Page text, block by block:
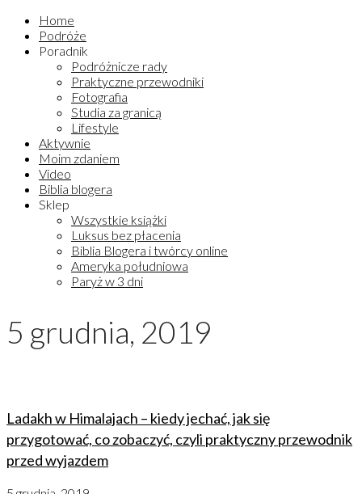
Home
Podróże
Poradnik
Podróżnicze rady
Praktyczne przewodniki
Fotografia
Studia za granicą
Lifestyle
Aktywnie
Moim zdaniem
Video
Biblia blogera
Sklep
Wszystkie książki
Luksus bez płacenia
Biblia Blogera i twórcy online
Ameryka południowa
Paryż w 3 dni
5 grudnia, 2019
Ladakh w Himalajach – kiedy jechać, jak się
przygotować, co zobaczyć, czyli praktyczny przewodnik
przed wyjazdem